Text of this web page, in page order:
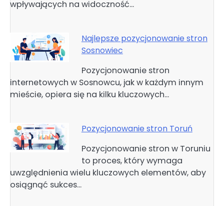
wpływających na widoczność…
Najlepsze pozycjonowanie stron
Sosnowiec
Pozycjonowanie stron
internetowych w Sosnowcu, jak w każdym innym
mieście, opiera się na kilku kluczowych…
Pozycjonowanie stron Toruń
Pozycjonowanie stron w Toruniu
to proces, który wymaga
uwzględnienia wielu kluczowych elementów, aby
osiągnąć sukces…